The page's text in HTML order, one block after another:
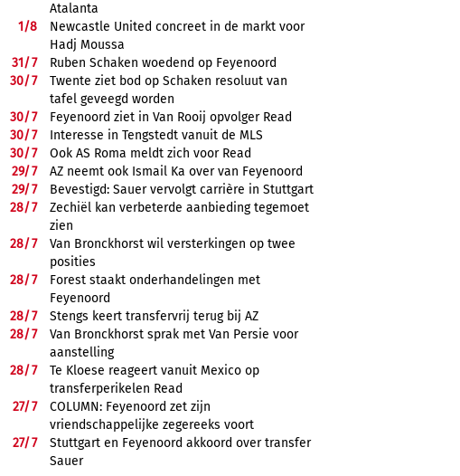
Atalanta
1/8
Newcastle United concreet in de markt voor
Hadj Moussa
31/7
Ruben Schaken woedend op Feyenoord
30/7
Twente ziet bod op Schaken resoluut van
tafel geveegd worden
30/7
Feyenoord ziet in Van Rooij opvolger Read
30/7
Interesse in Tengstedt vanuit de MLS
30/7
Ook AS Roma meldt zich voor Read
29/7
AZ neemt ook Ismail Ka over van Feyenoord
29/7
Bevestigd: Sauer vervolgt carrière in Stuttgart
28/7
Zechiël kan verbeterde aanbieding tegemoet
zien
28/7
Van Bronckhorst wil versterkingen op twee
posities
28/7
Forest staakt onderhandelingen met
Feyenoord
28/7
Stengs keert transfervrij terug bij AZ
28/7
Van Bronckhorst sprak met Van Persie voor
aanstelling
28/7
Te Kloese reageert vanuit Mexico op
transferperikelen Read
27/7
COLUMN: Feyenoord zet zijn
vriendschappelijke zegereeks voort
27/7
Stuttgart en Feyenoord akkoord over transfer
Sauer